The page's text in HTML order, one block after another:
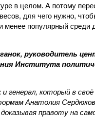
в целом. А потому
для чего нужно,
менее популярный среди
руководитель
Института
генерал, который в
Анатолия
правоту на